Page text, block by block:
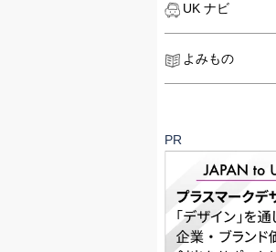
UK ナビ
よみもの
PR